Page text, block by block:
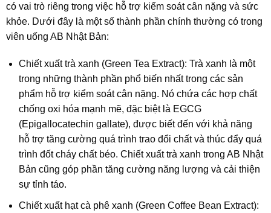
có vai trò riêng trong việc hỗ trợ kiểm soát cân nặng và sức
khỏe. Dưới đây là một số thành phần chính thường có trong
viên uống AB Nhật Bản:
Chiết xuất trà xanh (Green Tea Extract): Trà xanh là một
trong những thành phần phổ biến nhất trong các sản
phẩm hỗ trợ kiểm soát cân nặng. Nó chứa các hợp chất
chống oxi hóa mạnh mẽ, đặc biệt là EGCG
(Epigallocatechin gallate), được biết đến với khả năng
hỗ trợ tăng cường quá trình trao đổi chất và thúc đẩy quá
trình đốt cháy chất béo. Chiết xuất trà xanh trong AB Nhật
Bản cũng góp phần tăng cường năng lượng và cải thiện
sự tỉnh táo.
Chiết xuất hạt cà phê xanh (Green Coffee Bean Extract):